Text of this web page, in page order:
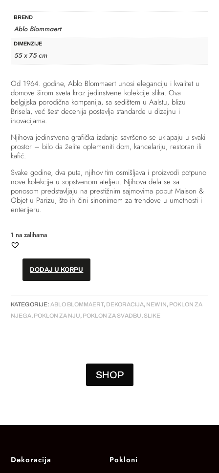
BREND
Ablo Blommaert
DIMENZIJE
55 x 75 cm
Od 1964. godine, Ablo Blommaert unosi eleganciju i kvalitet u
domove širom sveta kroz jedinstvene kolekcije slika. Ova
belgijska porodična kompanija, sa sedištem u Aalstu, blizu
Brisela, već šest decenija postavlja standarde u dizajnu i
inovacijama.
Njihova jedinstvena grafička izdanja savršeno se uklapaju u svaki
prostor – bilo da želite oplemeniti dom, kancelariju, restoran ili
kafić.
Svake godine, dva puta, njihov tim osmišljava i proizvodi potpuno
nove kolekcije u sopstvenom ateljeu. Njihova dela se sa
ponosom predstavljaju na prestižnim sajmovima poput Maison &
Objet u Parizu, što ih čini sinonimom za trendove u umetnosti i
enterijeru.
1 na zalihama
"Close"
količina
DODAJ U KORPU
KATEGORIJE:ABLO BLOMMAERT, DEKORACIJA, NEW IN, POKLON ZA
NJEGA, POKLON ZA NJU, POKLON ZA SVADBU, SLIKE
SHOP
Dekoracija Pokloni